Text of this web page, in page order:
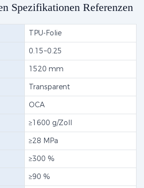
Spezifikationen Referenzen
TPU-Folie
0.15~0.25
1520 mm
Transparent
OCA
≥1600 g/Zoll
≥28 MPa
≥300 %
≥90 %